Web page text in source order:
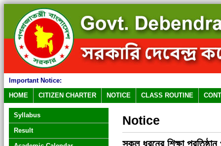
Important Notice:
HOME
CITIZEN CHARTER NOTICE CLASS ROUTINE
Syllabus
Result
Notice